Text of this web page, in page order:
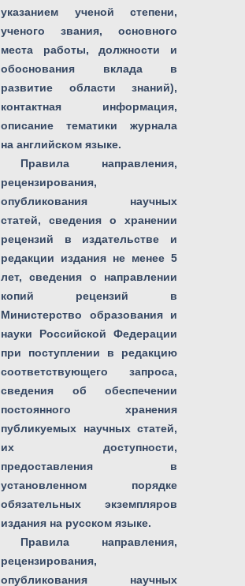
указанием ученой степени,
ученого звания, основного
места работы, должности и
обоснования вклада в
развитие области знаний),
контактная информация,
описание тематики журнала
на английском языке.
Правила направления,
рецензирования,
опубликования научных
статей, сведения о хранении
рецензий в издательстве и
редакции издания не менее 5
лет, сведения о направлении
копий рецензий в
Министерство образования и
науки Российской Федерации
при поступлении в редакцию
соответствующего запроса,
сведения об обеспечении
постоянного хранения
публикуемых научных статей,
их доступности,
предоставления в
установленном порядке
обязательных экземпляров
издания на русском языке.
Правила направления,
рецензирования,
опубликования научных